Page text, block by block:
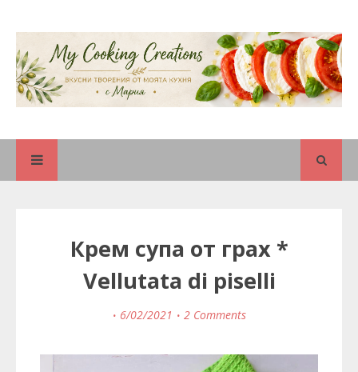
Крем супа от грах *
Vellutata di piselli
6/02/2021 2 Comments